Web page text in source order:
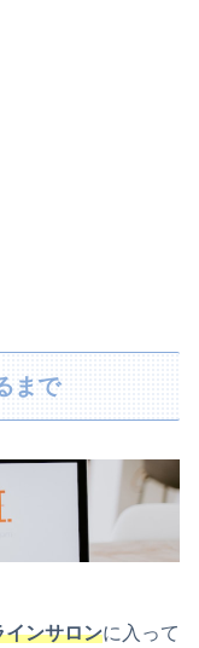
まで
インサロンに入って